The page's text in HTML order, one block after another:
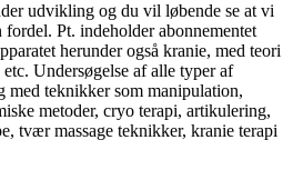
udvikling og du vil løbende se at vi
Pt. indeholder abonnementet
herunder også kranie, med teori
Undersøgelse af alle typer af
med teknikker som manipulation,
metoder, cryo terapi, artikulering,
tvær massage teknikker, kranie terapi